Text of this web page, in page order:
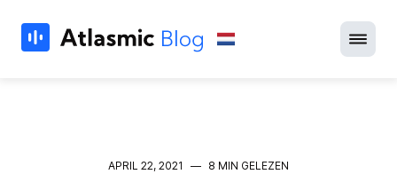
APRIL 22, 2021 — 8 MIN GELEZEN